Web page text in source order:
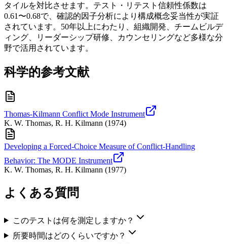
タイルを対比させます。テスト・リテスト信頼性係数は
0.61〜0.68で、確認的因子分析により構成概念妥当性が実証
されています。50年以上にわたり、組織開発、チームビルデ
ィング、リーダーシップ研修、カウンセリングなど多様な分
野で活用されています。
科学的参考文献
Thomas-Kilmann Conflict Mode Instrument
K. W. Thomas, R. H. Kilmann (1974)
Developing a Forced-Choice Measure of Conflict-Handling
Behavior: The MODE Instrument
K. W. Thomas, R. H. Kilmann (1977)
よくある質問
このテストは何を測定しますか？
所要時間はどのくらいですか？